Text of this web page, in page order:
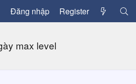
Đăng nhập Register
max level